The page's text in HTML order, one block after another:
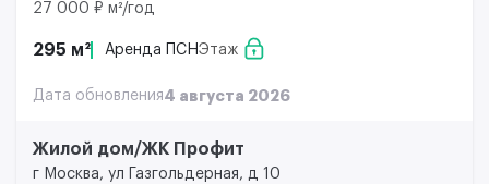
27 000 ₽ м²/год
295 м² Аренда ПСНЭтаж
Дата обновления4 августа 2026
Жилой дом/ЖК Профит
г Москва, ул Газгольдерная, д 10